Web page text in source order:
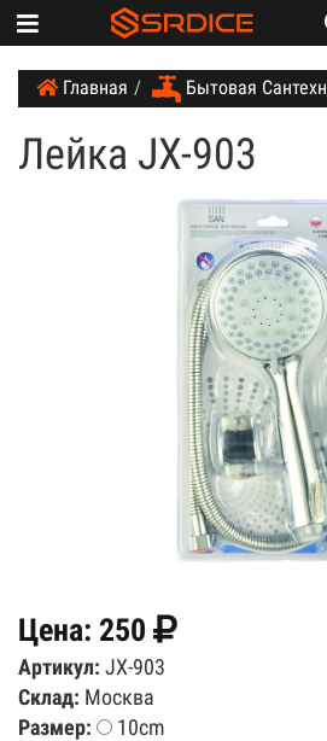
Главная Бытовая
Лейка JX-903
Цена: 250
Артикул: JX-903
Склад: Москва
Размер:
10cm
Whatsapp: +7 (914) 584-24-45